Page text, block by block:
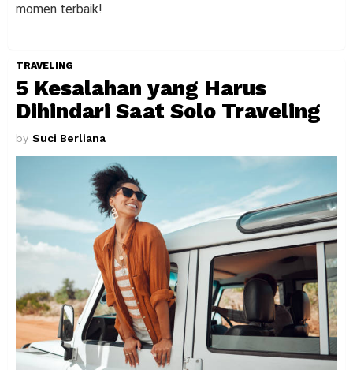
momen terbaik!
TRAVELING
5 Kesalahan yang Harus
Dihindari Saat Solo Traveling
by Suci Berliana